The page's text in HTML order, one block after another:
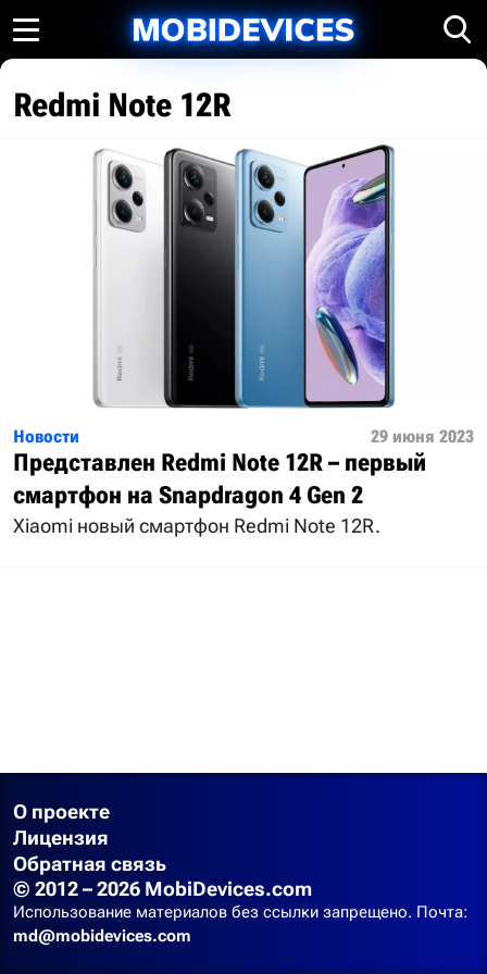
Redmi Note 12R
Новости 29 июня 2023
Представлен Redmi Note 12R – первый
смартфон на Snapdragon 4 Gen 2
Xiaomi новый смартфон Redmi Note 12R.
О проекте
Лицензия
Обратная связь
© 2012 – 2026 MobiDevices.com
Использование материалов без ссылки запрещено. Почта:
md@mobidevices.com